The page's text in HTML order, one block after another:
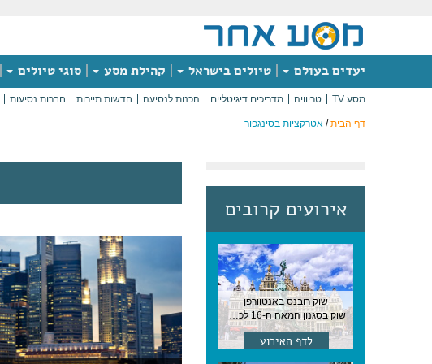
יעדים בעולם טיולים בישראל קהילת מסע סוגי טיולים
מסע TV טריוויה מדריכים דיגיטליים הכנות לנסיעה חדשות תיירות חברות נסיעות
דף הבית/ אטרקציות בסינגפור
אירועים קרובים
שוק רובנס באנטוורפן
שוק בסגנון המאה ה-16 לכבודו של הצייר המפורסם, בן העיר, נערך ב-15 באוגוסט באנטוורפן
לדף האירוע